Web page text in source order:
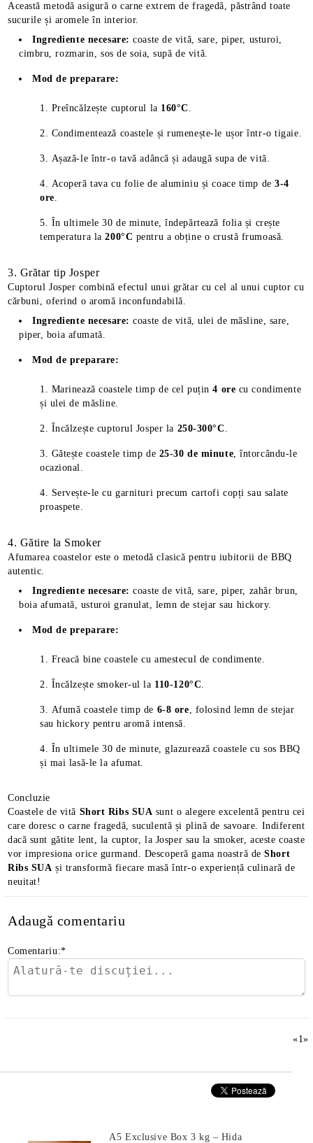
Această metodă asigură o carne extrem de fragedă, păstrând toate
sucurile și aromele în interior.
Ingrediente necesare: coaste de vită, sare, piper, usturoi,
cimbru, rozmarin, sos de soia, supă de vită.
Mod de preparare:
Preîncălzește cuptorul la 160°C .
Condimentează coastele și rumenește-le ușor într-o tigaie.
Așază-le într-o tavă adâncă și adaugă supa de vită.
Acoperă tava cu folie de aluminiu și coace timp de3-4
ore.
În ultimele 30 de minute, îndepărtează folia și crește
temperatura la200°C pentru a obține o crustă frumoasă.
3. Grătar tip Josper
Cuptorul Josper combină efectul unui grătar cu cel al unui cuptor cu
cărbuni, oferind o aromă inconfundabilă.
Ingrediente necesare: coaste de vită, ulei de măsline, sare,
piper, boia afumată.
Mod de preparare:
Marinează coastele timp de cel puțin4 ore cu condimente
și ulei de măsline.
Încălzește cuptorul Josper la 250-300°C .
Gătește coastele timp de 25-30 de minute, întorcându-le
ocazional.
Servește-le cu garnituri precum cartofi copți sau salate
proaspete.
4. Gătire la Smoker
Afumarea coastelor este o metodă clasică pentru iubitorii de BBQ
autentic.
Ingrediente necesare: coaste de vită, sare, piper, zahăr brun,
boia afumată, usturoi granulat, lemn de stejar sau hickory.
Mod de preparare:
Freacă bine coastele cu amestecul de condimente.
Încălzește smoker-ul la 110-120°C.
Afumă coastele timp de 6-8 ore, folosind lemn de stejar
sau hickory pentru aromă intensă.
În ultimele 30 de minute, glazurează coastele cu sos BBQ
și mai lasă-le la afumat.
Concluzie
Coastele de vită Short Ribs SUA sunt o alegere excelentă pentru cei
care doresc o carne fragedă, suculentă și plină de savoare. Indiferent
dacă sunt gătite lent, la cuptor, la Josper sau la smoker, aceste coaste
vor impresiona orice gurmand. Descoperă gama noastră deShort
Ribs SUA și transformă fiecare masă într-o experiență culinară de
neuitat!
Adaugă comentariu
Comentariu:*
«1»
A5 Exclusive Box 3 kg – Hida